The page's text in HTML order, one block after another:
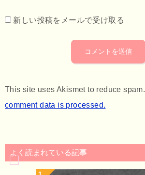
新しい投稿をメールで受け取る
This site uses Akismet to reduce spam.
comment data is processed.
よく読まれている記事